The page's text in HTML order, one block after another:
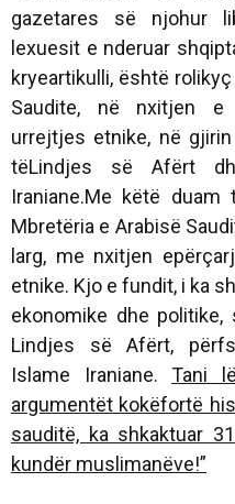
gazetares së njohur
lexuesit e nderuar
kryeartikulli, është
Saudite, në nxitjen e
urrejtjes etnike, në
tëLindjes së Afërt
Iraniane.Me këtë
Mbretëria e Arabisë
larg, me nxitjen
etnike. Kjo e fundit, i ka
ekonomike dhe
Lindjes së Afërt,
Islame Iraniane.Tani
argumentët kokëfortë
sauditë, ka shkaktuar
kundër muslimanëve!”